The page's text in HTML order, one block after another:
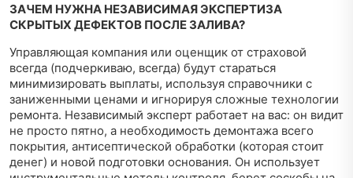
ЗАЧЕМ НУЖНА НЕЗАВИСИМАЯ ЭКСПЕРТИЗА
СКРЫТЫХ ДЕФЕКТОВ ПОСЛЕ ЗАЛИВА?
Управляющая компания или оценщик от страховой
всегда (подчеркиваю, всегда) будут стараться
минимизировать выплаты, используя справочники с
заниженными ценами и игнорируя сложные технологии
ремонта. Независимый эксперт работает на вас: он видит
не просто пятно, а необходимость демонтажа всего
покрытия, антисептической обработки (которая стоит
денег) и новой подготовки основания. Он использует